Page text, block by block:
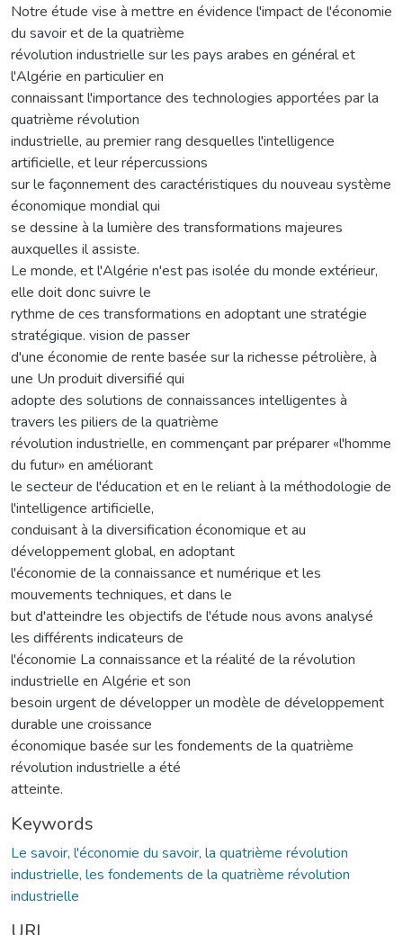
Notre étude vise à mettre en évidence l'impact de l'économie
du savoir et de la quatrième
révolution industrielle sur les pays arabes en général et
l'Algérie en particulier en
connaissant l'importance des technologies apportées par la
quatrième révolution
industrielle, au premier rang desquelles l'intelligence
artificielle, et leur répercussions
sur le façonnement des caractéristiques du nouveau système
économique mondial qui
se dessine à la lumière des transformations majeures
auxquelles il assiste.
Le monde, et l'Algérie n'est pas isolée du monde extérieur,
elle doit donc suivre le
rythme de ces transformations en adoptant une stratégie
stratégique. vision de passer
d'une économie de rente basée sur la richesse pétrolière, à
une Un produit diversifié qui
adopte des solutions de connaissances intelligentes à
travers les piliers de la quatrième
révolution industrielle, en commençant par préparer «l'homme
du futur» en améliorant
le secteur de l'éducation et en le reliant à la méthodologie de
l'intelligence artificielle,
conduisant à la diversification économique et au
développement global, en adoptant
l'économie de la connaissance et numérique et les
mouvements techniques, et dans le
but d'atteindre les objectifs de l'étude nous avons analysé
les différents indicateurs de
l'économie La connaissance et la réalité de la révolution
industrielle en Algérie et son
besoin urgent de développer un modèle de développement
durable une croissance
économique basée sur les fondements de la quatrième
révolution industrielle a été
atteinte.
Keywords
Le savoir, l'économie du savoir, la quatrième révolution
industrielle, les fondements de la quatrième révolution
industrielle